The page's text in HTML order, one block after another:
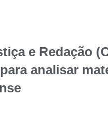
e Redação
analisar